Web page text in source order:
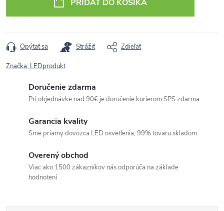
PRIDAŤ DO KOŠÍKA
Opýtať sa Strážiť Zdieľať
Značka: LEDprodukt
Doručenie zdarma
Pri objednávke nad 90€ je doručenie kurierom SPS zdarma
Garancia kvality
Sme priamy dovozca LED osvetlenia, 99% tovaru skladom
Overený obchod
Viac ako 1500 zákazníkov nás odporúča na základe
hodnotení